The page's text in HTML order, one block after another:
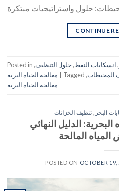
حلول واستراتيجيات مبتكرة
CONTINUE
Posted in ,انسكابات النفط,حلول التنظيف,
معالجة الحياة البرية
Tagged المحيطات,
معالجة الحياة البرية
البحر تنظيف الخزانات
الدليل النهائي
المياه المالحة
POSTED ON OCTOBER 19,